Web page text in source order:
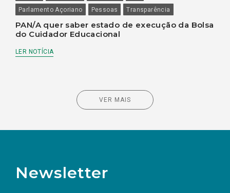
Parlamento Açoriano
Pessoas Transparência
PAN/A quer saber estado de execução da Bolsa
do Cuidador Educacional
LER NOTÍCIA
VER MAIS
Newsletter